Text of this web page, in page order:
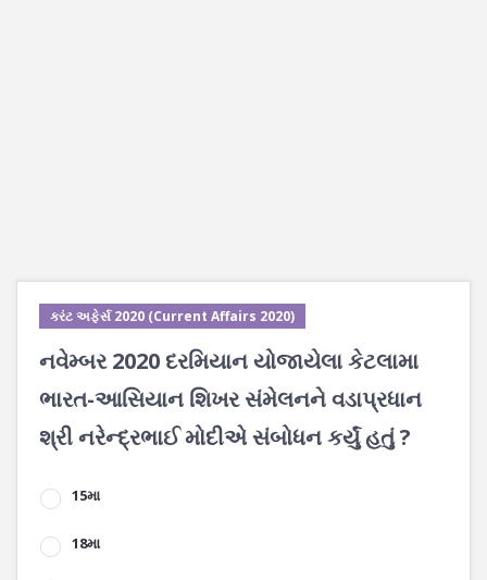
કરંટ અફેર્સ 2020 (Current Affairs 2020)
નવેમ્બર 2020 દરમિયાન યોજાયેલા કેટલામા
ભારત-આસિયાન શિખર સંમેલનને વડાપ્રધાન
શ્રી નરેન્દ્રભાઈ મોદીએ સંબોધન કર્યું હતું ?
15મા
18મા